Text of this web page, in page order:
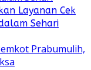
Layanan Cek
Sehari